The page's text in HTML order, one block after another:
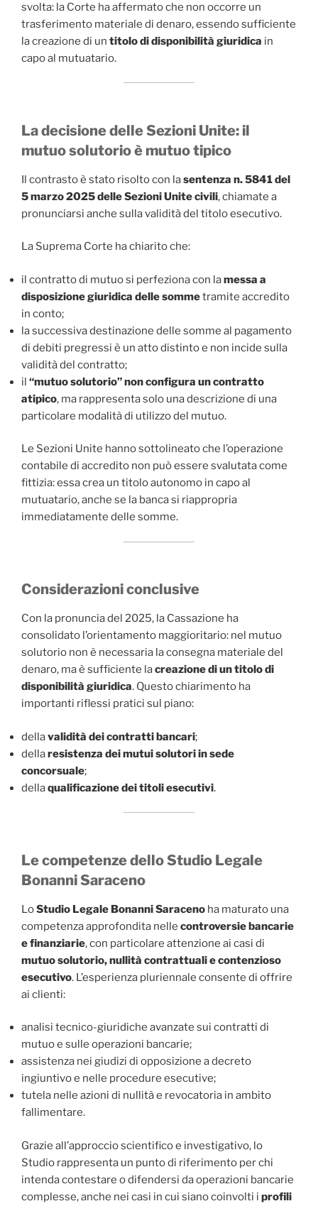
svolta: la Corte ha affermato che non occorre un
trasferimento materiale di denaro, essendo sufficiente
la creazione di un titolo di disponibilità giuridica in
capo al mutuatario.
La decisione delle Sezioni Unite: il
mutuo solutorio è mutuo tipico
Il contrasto è stato risolto con lasentenza n. 5841 del
5 marzo 2025 delle Sezioni Unite civili, chiamate a
pronunciarsi anche sulla validità del titolo esecutivo.
La Suprema Corte ha chiarito che:
il contratto di mutuo si perfeziona con lamessa a
disposizione giuridica delle sommetramite accredito
in conto;
la successiva destinazione delle somme al pagamento
di debiti pregressi è un atto distinto e non incide sulla
validità del contratto;
il “mutuo solutorio” non configura un contratto
atipico, ma rappresenta solo una descrizione di una
particolare modalità di utilizzo del mutuo.
Le Sezioni Unite hanno sottolineato che l’operazione
contabile di accredito non può essere svalutata come
fittizia: essa crea un titolo autonomo in capo al
mutuatario, anche se la banca si riappropria
immediatamente delle somme.
Considerazioni conclusive
Con la pronuncia del 2025, la Cassazione ha
consolidato l’orientamento maggioritario: nel mutuo
solutorio non è necessaria la consegna materiale del
denaro, ma è sufficiente lacreazione di un titolo di
disponibilità giuridica. Questo chiarimento ha
importanti riflessi pratici sul piano:
dellavalidità dei contratti bancari;
dellaresistenza dei mutui solutori in sede
concorsuale;
dellaqualificazione dei titoli esecutivi.
Le competenze dello Studio Legale
Bonanni Saraceno
LoStudio Legale Bonanni Saraceno ha maturato una
competenza approfondita nelle controversie bancarie
e finanziarie, con particolare attenzione ai casi di
mutuo solutorio, nullità contrattuali e contenzioso
esecutivo. L’esperienza pluriennale consente di offrire
ai clienti:
analisi tecnico-giuridiche avanzate sui contratti di
mutuo e sulle operazioni bancarie;
assistenza nei giudizi di opposizione a decreto
ingiuntivo e nelle procedure esecutive;
tutela nelle azioni di nullità e revocatoria in ambito
fallimentare.
Grazie all’approccio scientifico e investigativo, lo
Studio rappresenta un punto di riferimento per chi
intenda contestare o difendersi da operazioni bancarie
complesse, anche nei casi in cui siano coinvolti i profili